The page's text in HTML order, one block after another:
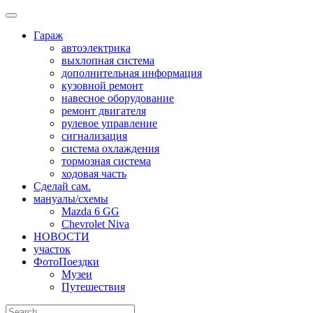
Skip
contentГараж
автоэлектрика
выхлопная система
дополнительная информация
кузовной ремонт
навесное оборудование
ремонт двигателя
рулевое управление
сигнализация
система охлаждения
тормозная система
ходовая часть
Сделай сам.
мануалы/схемы
Mazda 6 GG
Chevrolet Niva
НОВОСТИ
участок
ФотоПоездки
Музеи
Путешествия
Search